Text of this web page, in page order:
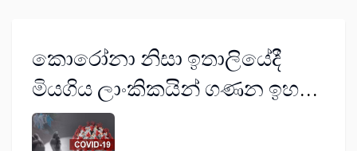
කොරෝනා නිසා ඉතාලියේදී
මියගිය ලාංකිකයින් ගණන ඉහළ
යයි